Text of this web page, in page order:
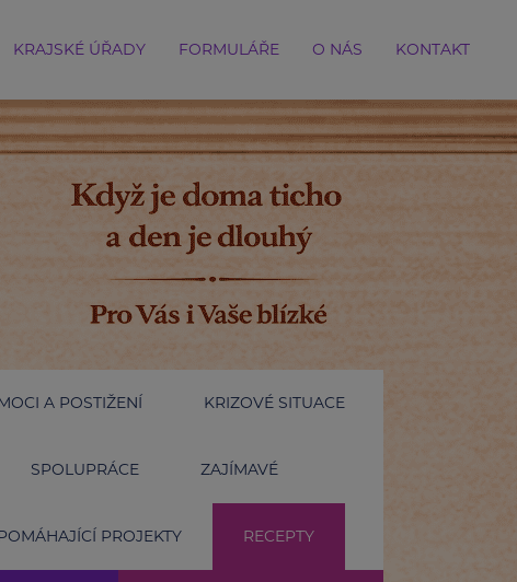
KRAJSKÉ ÚŘADY FORMULÁŘE O NÁS KONTAKT
A POSTIŽENÍ KRIZOVÉ SITUACE
SPOLUPRÁCE ZAJÍMAVÉ
PROJEKTY RECEPTY